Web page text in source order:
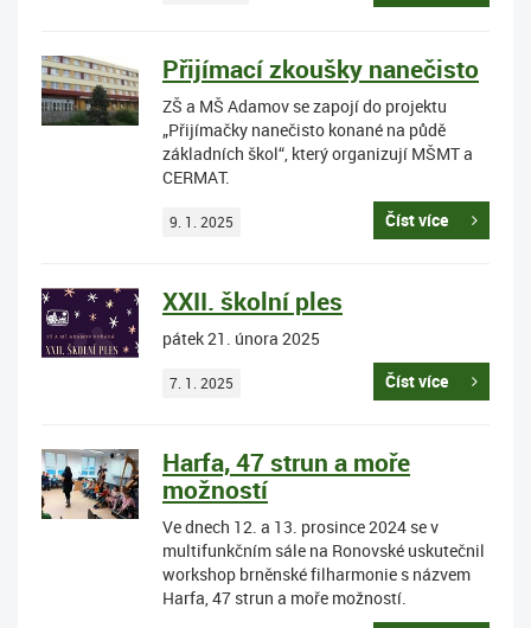
Přijímací zkoušky nanečisto
ZŠ a MŠ Adamov se zapojí do projektu
„Přijímačky nanečisto konané na půdě
základních škol“, který organizují MŠMT a
CERMAT.
9. 1. 2025 Číst více
XXII. školní ples
pátek 21. února 2025
7. 1. 2025 Číst více
Harfa, 47 strun a moře
možností
Ve dnech 12. a 13. prosince 2024 se v
multifunkčním sále na Ronovské uskutečnil
workshop brněnské filharmonie s názvem
Harfa, 47 strun a moře možností.